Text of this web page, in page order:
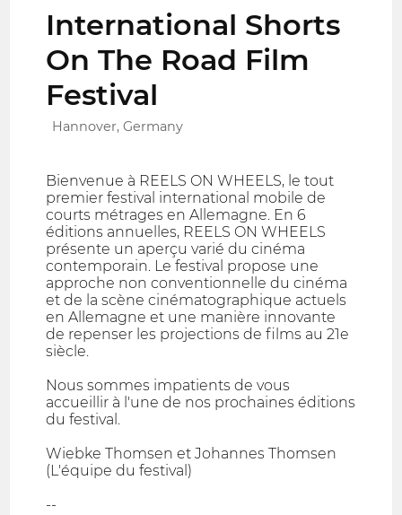
International Shorts
On The Road Film
Festival
Hannover, Germany
Bienvenue à REELS ON WHEELS, le tout
premier festival international mobile de
courts métrages en Allemagne. En 6
éditions annuelles, REELS ON WHEELS
présente un aperçu varié du cinéma
contemporain. Le festival propose une
approche non conventionnelle du cinéma
et de la scène cinématographique actuels
en Allemagne et une manière innovante
de repenser les projections de films au 21e
siècle.
Nous sommes impatients de vous
accueillir à l'une de nos prochaines éditions
du festival.
Wiebke Thomsen et Johannes Thomsen
(L'équipe du festival)
--